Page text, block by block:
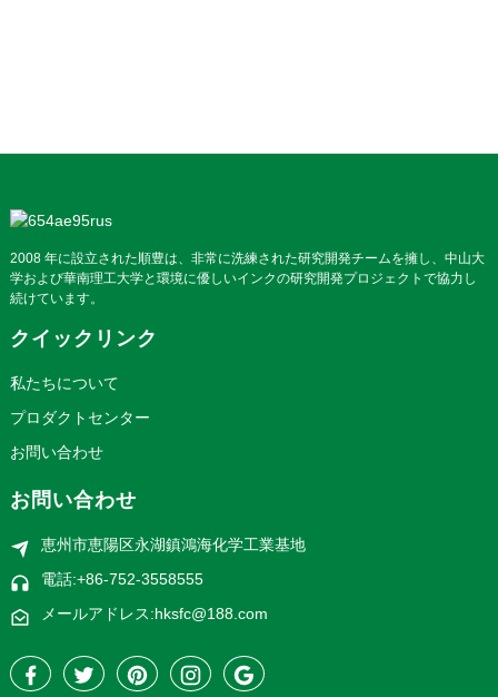
2008 年に設立された順豊は、非常に洗練された研究開発チームを擁し、中山大
学および華南理工大学と環境に優しいインクの研究開発プロジェクトで協力し
続けています。
クイックリンク
私たちについて
プロダクトセンター
お問い合わせ
お問い合わせ
恵州市恵陽区永湖鎮鴻海化学工業基地
電話:+86-752-3558555
メールアドレス:hksfc@188.com